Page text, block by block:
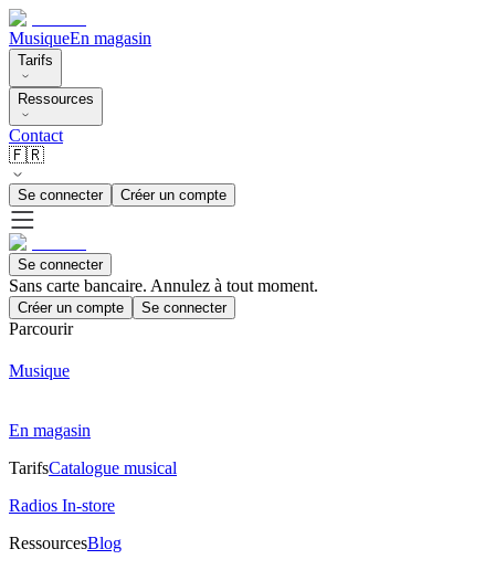
MusiqueEn magasin
Tarifs
Ressources
Contact
🇫🇷
Se connecter Créer un compte
Se connecter
Sans carte bancaire. Annulez à tout moment.
Créer un compte Se connecter
Parcourir
Musique
En magasin
TarifsCatalogue musical
Radios In-store
RessourcesBlog